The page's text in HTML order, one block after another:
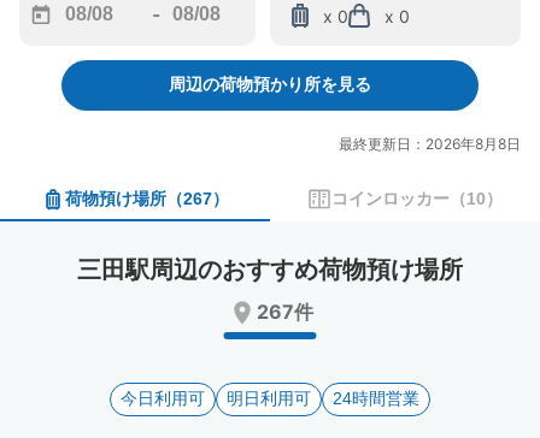
forward
interact
calendar
and
date.
-
backward
to
interact
and
a
date.
mark
key
x 0 x 0
周辺の荷物預かり所を見る
最終更新日：2026年8月8日
荷物預け場所 （267） コインロッカー （10）
三田駅周辺のおすすめ荷物預け場所
267件
今日利用可 明日利用可 24時間営業